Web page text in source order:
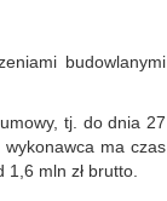
budowlanymi
tj. do dnia 27‎
ma czas
mln zł brutto.